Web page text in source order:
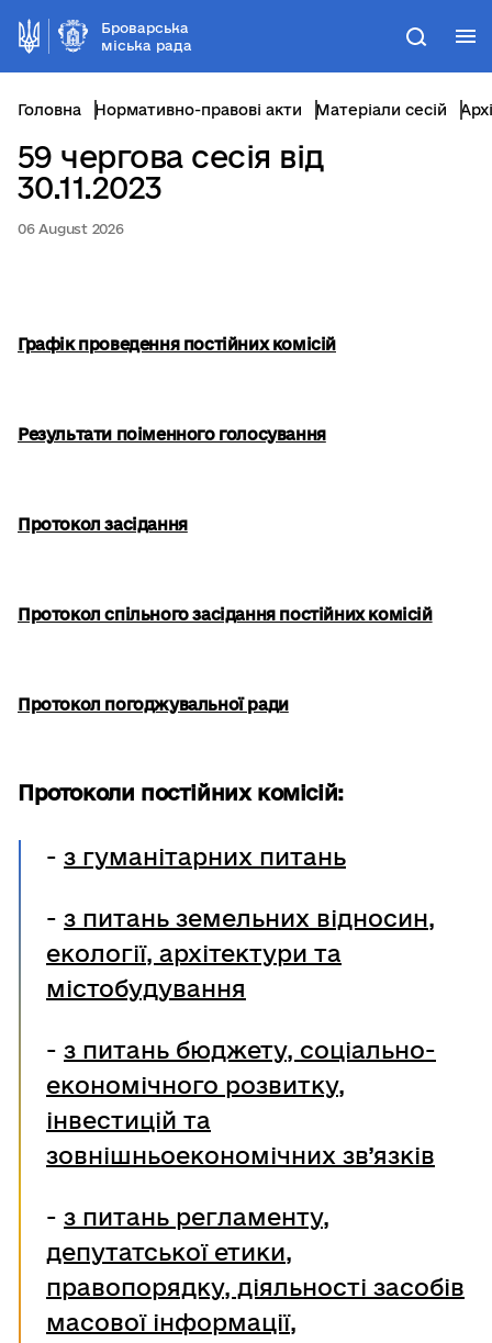
Броварська
міська рада
Пошук
Головна Нормативно-правові акти Матеріали сесій
59 чергова сесія від
30.11.2023
06 August 2026
Графік проведення постійних комісій
Результати поіменного голосування
Протокол засідання
Протокол спільного засідання постійних комісій
Протокол погоджувальної ради
Протоколи постійних комісій:
- з гуманітарних питань
- з питань земельних відносин,
екології, архітектури та
містобудування
- з питань бюджету, соціально-
економічного розвитку,
інвестицій та
зовнішньоекономічних зв’язків
- з питань регламенту,
депутатської етики,
правопорядку, діяльності засобів
масової інформації,